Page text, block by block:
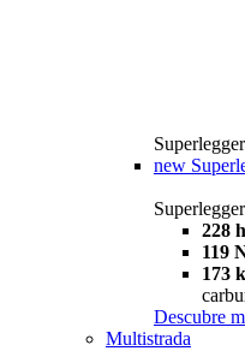
new
228
119
173
Descubre
Multistrada